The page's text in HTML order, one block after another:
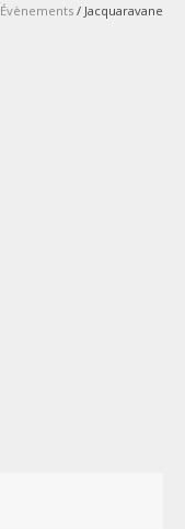
Évènements / Jacquaravane